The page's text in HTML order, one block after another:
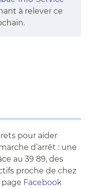
à relever ce
pour aider
d’arrêt : une
au 39 89, des
proche de chez
page Facebook